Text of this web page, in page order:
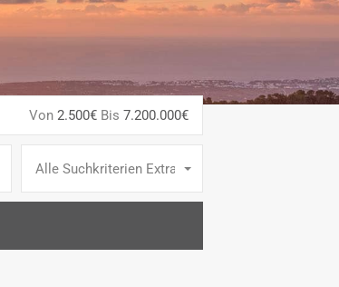
Von 2.500€ Bis 7.200.000€
Alle Suchkriterien Extras